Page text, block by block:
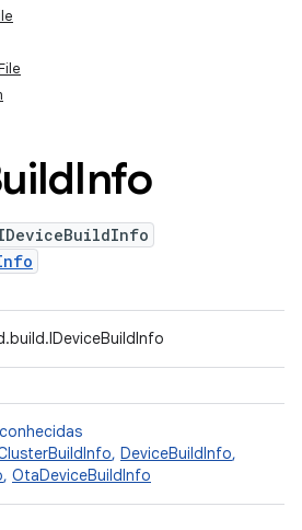
Info
, DeviceBuildInfo,
, OtaDeviceBuildInfo